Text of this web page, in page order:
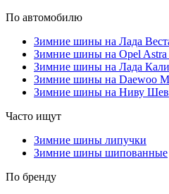
По автомобилю
Зимние шины на Лада
Зимние шины на Opel
Зимние шины на Лада
Зимние шины на Daewoo
Зимние шины на Ниву
Часто ищут
Зимние шины липучки
Зимние шины шипованные
По бренду